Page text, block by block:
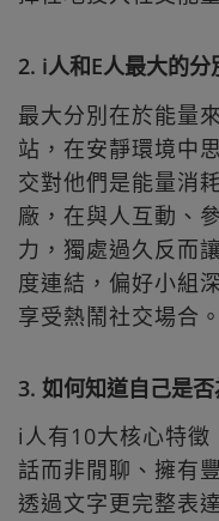
2. i人和E人最大的分
最大分別在於能量
站，在安靜環境中
交對他們是能量消
廠，在與人互動、
力，獨處過久反而
度連結，偏好小組
享受熱鬧社交場合。
3. 如何知道自己是
i人有10大核心特徵
話而非閒聊、擁有
透過文字更完整表